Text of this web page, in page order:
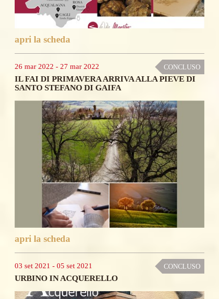
apri la scheda
26 mar 2022 - 27 mar 2022 CONCLUSO
IL FAI DI PRIMAVERA ARRIVA ALLA PIEVE DI
SANTO STEFANO DI GAIFA
apri la scheda
03 set 2021 - 05 set 2021 CONCLUSO
URBINO IN ACQUERELLO